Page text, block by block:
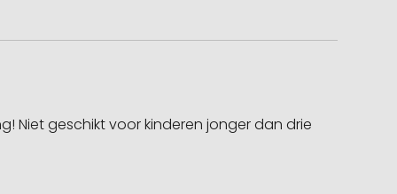
Niet geschikt voor kinderen jonger dan drie